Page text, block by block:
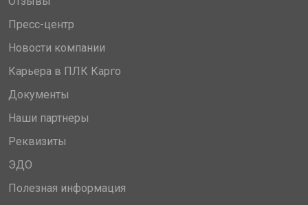
Пресс-центр
Новости компании
Карьера в ПЛК Карго
Документы
Наши партнеры
Реквизиты
ЭДО
Полезная информация